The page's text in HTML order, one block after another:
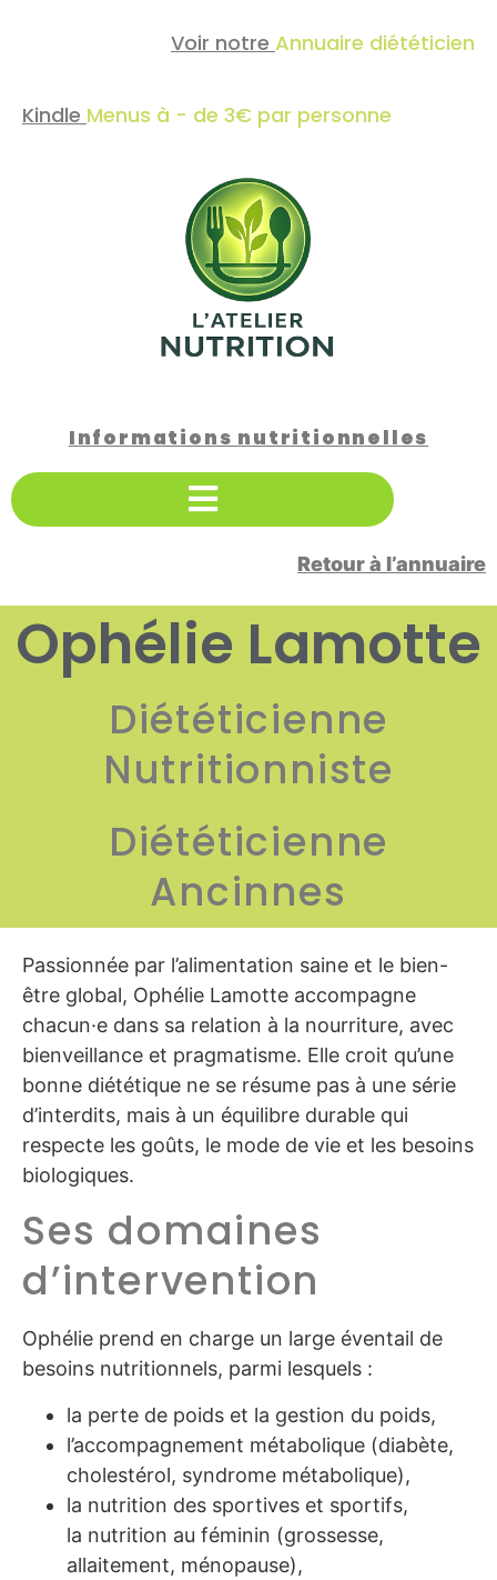
Voir notre Annuaire diététicien
Kindle Menus à - de 3€ par personne
Informations nutritionnelles
Retour à l’annuaire
Ophélie Lamotte
Diététicienne
Nutritionniste
Diététicienne
Ancinnes
Passionnée par l’alimentation saine et le bien-
être global, Ophélie Lamotte accompagne
chacun·e dans sa relation à la nourriture, avec
bienveillance et pragmatisme. Elle croit qu’une
bonne diététique ne se résume pas à une série
d’interdits, mais à un équilibre durable qui
respecte les goûts, le mode de vie et les besoins
biologiques.
Ses domaines
d’intervention
Ophélie prend en charge un large éventail de
besoins nutritionnels, parmi lesquels :
la perte de poids et la gestion du poids,
l’accompagnement métabolique (diabète,
cholestérol, syndrome métabolique),
la nutrition des sportives et sportifs,
la nutrition au féminin (grossesse,
allaitement, ménopause),